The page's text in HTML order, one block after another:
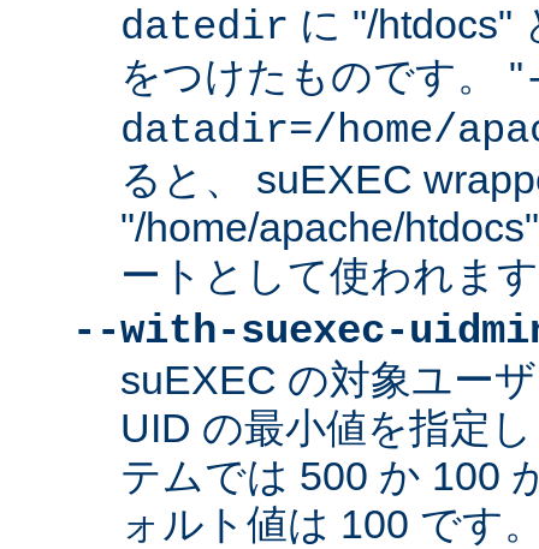
datedir に "/htdocs"
をつけたものです。 "
datadir=/home/
ると、 suEXEC
"/home/apache/
ートとして使われま
--with-suexec-
suEXEC の対象ユー
UID の最小値を指定
テムでは 500 か 100
ォルト値は 100 です